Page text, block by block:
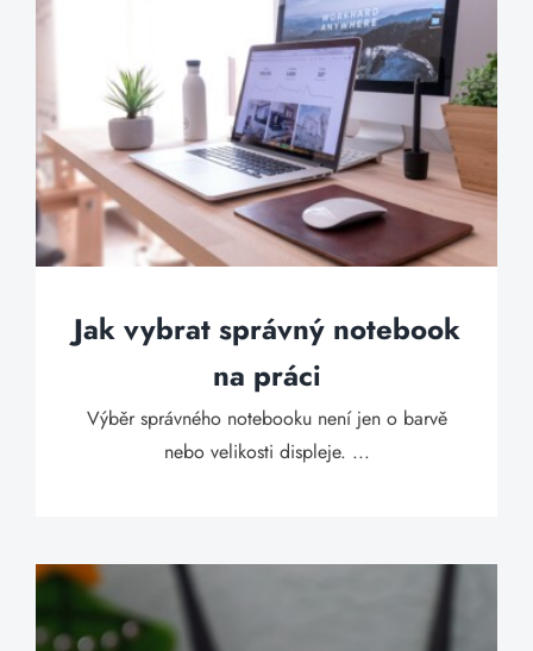
Jak vybrat správný notebook
na práci
Výběr správného notebooku není jen o barvě
nebo velikosti displeje. ...